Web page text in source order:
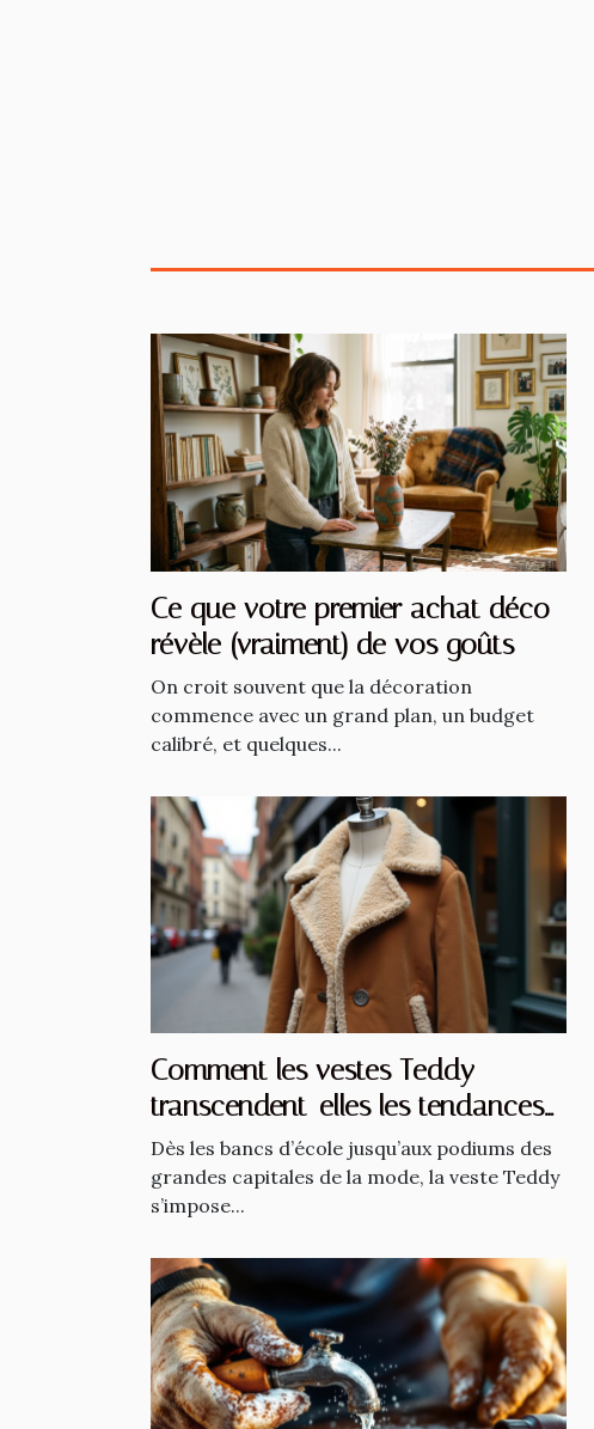
Ce que votre premier achat déco
révèle (vraiment) de vos goûts
On croit souvent que la décoration
commence avec un grand plan, un budget
calibré, et quelques...
Comment les vestes Teddy
transcendent-elles les tendances
saisonnières ?
Dès les bancs d’école jusqu’aux podiums des
grandes capitales de la mode, la veste Teddy
s’impose...